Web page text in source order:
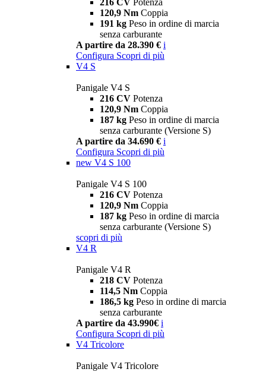
216 CV Potenza
120,9 Nm Coppia
191 kg Peso in ordine di marcia
senza carburante
A partire da 28.390 € i
Configura Scopri di più
V4 S
Panigale V4 S
216 CV Potenza
120,9 Nm Coppia
187 kg Peso in ordine di marcia
senza carburante (Versione S)
A partire da 34.690 € i
Configura Scopri di più
new V4 S 100
Panigale V4 S 100
216 CV Potenza
120,9 Nm Coppia
187 kg Peso in ordine di marcia
senza carburante (Versione S)
scopri di più
V4 R
Panigale V4 R
218 CV Potenza
114,5 Nm Coppia
186,5 kg Peso in ordine di marcia
senza carburante
A partire da 43.990€ i
Configura Scopri di più
V4 Tricolore
Panigale V4 Tricolore